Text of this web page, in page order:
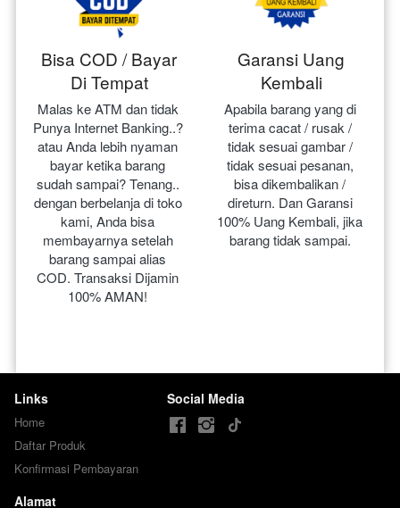
Bisa COD / Bayar
Di Tempat
Malas ke ATM dan tidak
Punya Internet Banking..?
atau Anda lebih nyaman
bayar ketika barang
sudah sampai? Tenang..
dengan berbelanja di toko
kami, Anda bisa
membayarnya setelah
barang sampai alias
COD. Transaksi Dijamin
100% AMAN!
Garansi Uang
Kembali
Apabila barang yang di
terima cacat / rusak /
tidak sesuai gambar /
tidak sesuai pesanan,
bisa dikembalikan /
direturn. Dan Garansi
100% Uang Kembali, jika
barang tidak sampai.
Links
Home
Daftar Produk
Konfirmasi Pembayaran
Social Media
Alamat